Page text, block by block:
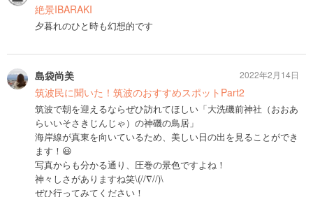
絶景IBARAKI
夕暮れのひと時も幻想的です
島袋尚美
筑波民に聞いた！筑波のおすすめスポットPart2
筑波で朝を迎えるならぜひ訪れてほしい「大洗磯前神社（おおあ
らいいそさきじんじゃ）の神磯の鳥居」
海岸線が真東を向いているため、美しい日の出を見ることができ
ます！😆
写真からも分かる通り、圧巻の景色ですよね！
神々しさがありますね笑\(//∇//)\
ぜひ行ってみてください！
2022年2月14日